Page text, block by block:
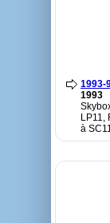
1993-
1993
LP11,
à